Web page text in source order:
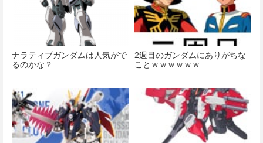
価格：¥8,336
ナラティブガンダムは人気がで
るのかな？
2週目のガンダムにありがちな
ことｗｗｗｗｗｗ